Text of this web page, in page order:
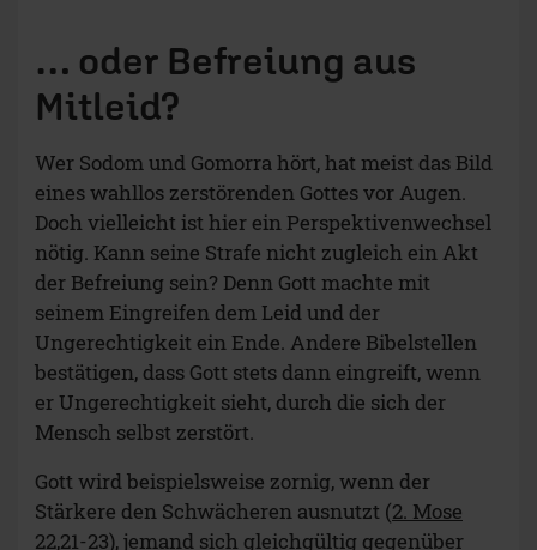
… oder Befreiung aus
Mitleid?
Wer Sodom und Gomorra hört, hat meist das Bild
eines wahllos zerstörenden Gottes vor Augen.
Doch vielleicht ist hier ein Perspektivenwechsel
nötig. Kann seine Strafe nicht zugleich ein Akt
der Befreiung sein? Denn Gott machte mit
seinem Eingreifen dem Leid und der
Ungerechtigkeit ein Ende. Andere Bibelstellen
bestätigen, dass Gott stets dann eingreift, wenn
er Ungerechtigkeit sieht, durch die sich der
Mensch selbst zerstört.
Gott wird beispielsweise zornig, wenn der
Stärkere den Schwächeren ausnutzt (2. Mose
22,21-23), jemand sich gleichgültig gegenüber